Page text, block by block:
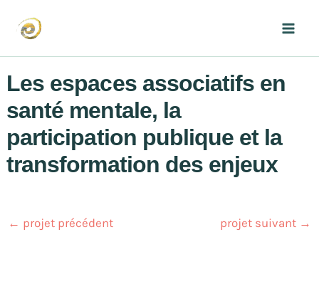
contenu
Les espaces associatifs en
santé mentale, la
participation publique et la
transformation des enjeux
← projet précédent projet suivant →